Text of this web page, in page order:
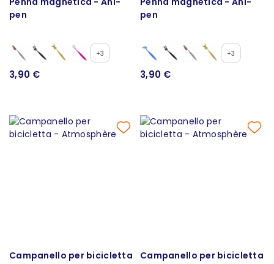
pen
+3
3,90 €
pen
+3
3,90 €
Campanello per bicicletta
Campanello per bicicletta